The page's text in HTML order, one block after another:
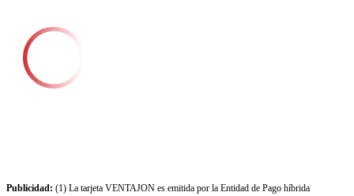
Publicidad: (1) La tarjeta VENTAJON es emitida por la Entidad de Pago híbrida